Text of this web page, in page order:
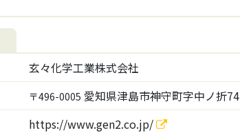
玄々化学工業株式会社
〒496-0005 愛知県津島市神守町字中ノ折74
https://www.gen2.co.jp/